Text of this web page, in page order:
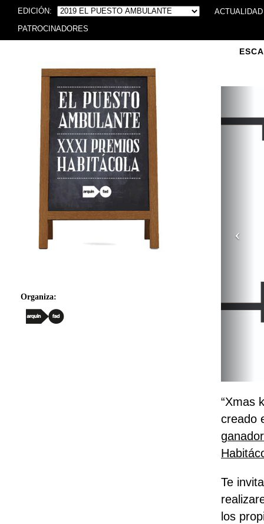
EDICIÓN: ACTUALIDAD
PATROCINADORES
Organiza:
“Xmas
creado
Te
los